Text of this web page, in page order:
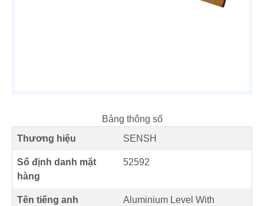
Bảng thông số
Thương hiệu
SENSH
Số định danh mặt
hàng
52592
Tên tiếng anh
Aluminium Level With